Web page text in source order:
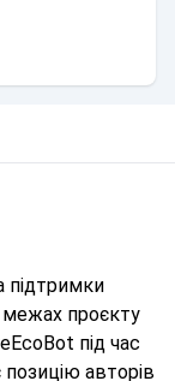
підтримки
проєкту
під час
авторів